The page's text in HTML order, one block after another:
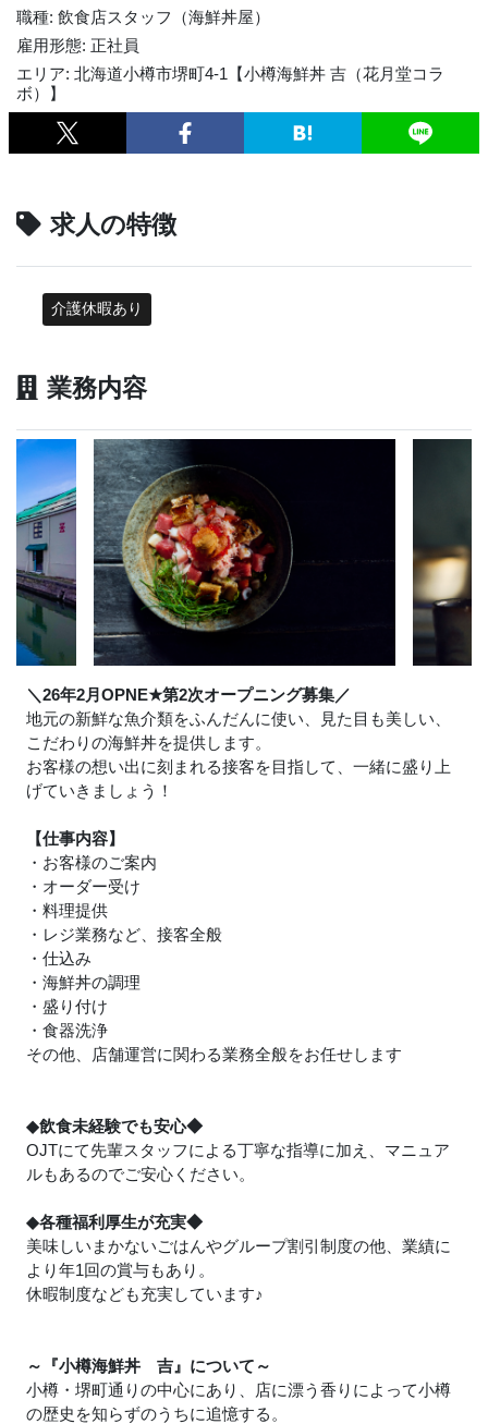
職種: 飲食店スタッフ（海鮮丼屋）
雇用形態: 正社員
エリア: 北海道小樽市堺町4-1【小樽海鮮丼 吉（花月堂コラ
ボ）】
求人の特徴
介護休暇あり
業務内容
＼26年2月OPNE★第2次オープニング募集／
地元の新鮮な魚介類をふんだんに使い、見た目も美しい、
こだわりの海鮮丼を提供します。
お客様の想い出に刻まれる接客を目指して、一緒に盛り上
げていきましょう！
【仕事内容】
・お客様のご案内
・オーダー受け
・料理提供
・レジ業務など、接客全般
・仕込み
・海鮮丼の調理
・盛り付け
・食器洗浄
その他、店舗運営に関わる業務全般をお任せします
◆飲食未経験でも安心◆
OJTにて先輩スタッフによる丁寧な指導に加え、マニュア
ルもあるのでご安心ください。
◆各種福利厚生が充実◆
美味しいまかないごはんやグループ割引制度の他、業績に
より年1回の賞与もあり。
休暇制度なども充実しています♪
～『小樽海鮮丼 吉』について～
小樽・堺町通りの中心にあり、店に漂う香りによって小樽
の歴史を知らずのうちに追憶する。